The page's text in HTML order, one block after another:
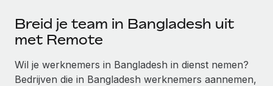
Breid je team in Bangladesh uit
met Remote
Wil je werknemers in Bangladesh in dienst nemen?
Bedrijven die in Bangladesh werknemers aannemen,